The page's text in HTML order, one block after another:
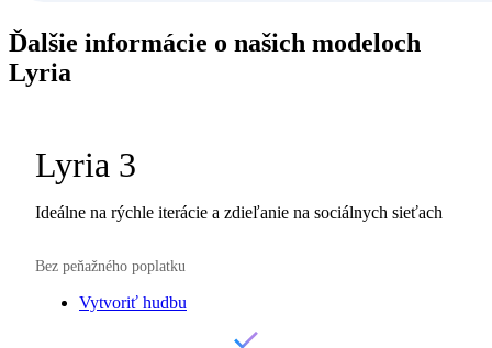
Ďalšie informácie o našich modeloch
Lyria
Lyria 3
Ideálne na rýchle iterácie a zdieľanie na sociálnych sieťach
Bez peňažného poplatku
Vytvoriť hudbu